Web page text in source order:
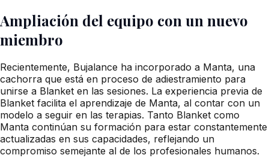
Ampliación del equipo con un nuevo
miembro
Recientemente, Bujalance ha incorporado a Manta, una
cachorra que está en proceso de adiestramiento para
unirse a Blanket en las sesiones. La experiencia previa de
Blanket facilita el aprendizaje de Manta, al contar con un
modelo a seguir en las terapias. Tanto Blanket como
Manta continúan su formación para estar constantemente
actualizadas en sus capacidades, reflejando un
compromiso semejante al de los profesionales humanos.